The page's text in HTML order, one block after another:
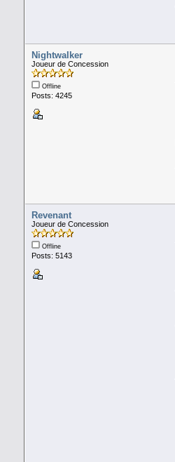
Nightwalker
Joueur de Concession
Offline
Posts: 4245
Revenant
Joueur de Concession
Offline
Posts: 5143